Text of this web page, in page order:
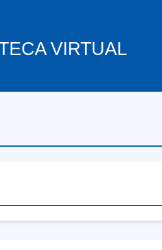
VIRTUAL